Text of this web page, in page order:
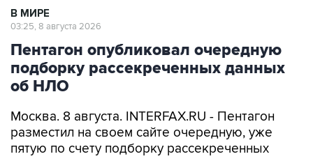
Пентагон опубликовал очередную
подборку рассекреченных данных
об НЛО
Москва. 8 августа. INTERFAX.RU - Пентагон
пятую по счету подборку рассекреченных
американских данных о неопознанных
аномальных явлениях (UAP).